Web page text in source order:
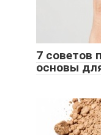
7 советов
основы